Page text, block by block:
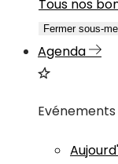
Tous nos
Fermer sous-
Agenda
Evénements